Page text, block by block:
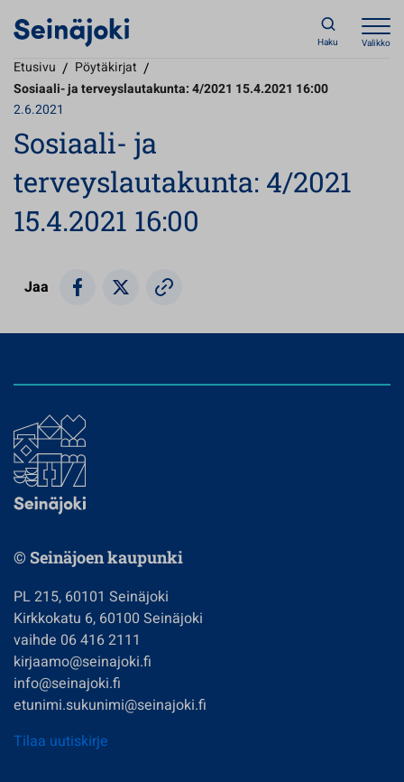
Haku Valikko
Etusivu / Pöytäkirjat /
Sosiaali- ja terveyslautakunta: 4/2021 15.4.2021 16:00
2.6.2021
Sosiaali- ja
terveyslautakunta: 4/2021
15.4.2021 16:00
Jaa
© Seinäjoen kaupunki
PL 215, 60101 Seinäjoki
Kirkkokatu 6, 60100 Seinäjoki
vaihde 06 416 2111
kirjaamo@seinajoki.fi
info@seinajoki.fi
etunimi.sukunimi@seinajoki.fi
Tilaa uutiskirje